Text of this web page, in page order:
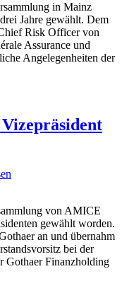
in Mainz
Jahre gewählt. Dem
Risk Officer von
Assurance und
Angelegenheiten der
von AMICE
gewählt worden.
an und übernahm
bei der
Gothaer Finanzholding